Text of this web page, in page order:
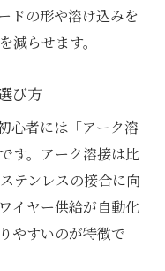
ドの形や溶け込みを
減らせます。
び方
心者には「アーク溶
す。アーク溶接は比
テンレスの接合に向
イヤー供給が自動化
やすいのが特徴で